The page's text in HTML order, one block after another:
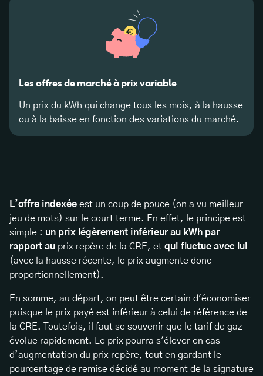
Les offres de marché à prix variable
Un prix du kWh qui change tous les mois, à la hausse
ou à la baisse en fonction des variations du marché.
L’offre indexée est un coup de pouce (on a vu meilleur
jeu de mots) sur le court terme. En effet, le principe est
simple : un prix légèrement inférieur au kWh par
rapport au prix repère de la CRE, et qui fluctue avec lui
(avec la hausse récente, le prix augmente donc
proportionnellement).
En somme, au départ, on peut être certain d'économiser
puisque le prix payé est inférieur à celui de référence de
la CRE. Toutefois, il faut se souvenir que le tarif de gaz
évolue rapidement. Le prix pourra s'élever en cas
d’augmentation du prix repère, tout en gardant le
pourcentage de remise décidé au moment de la signature